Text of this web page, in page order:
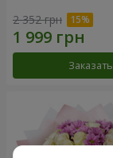
2 352 грн
Заказать